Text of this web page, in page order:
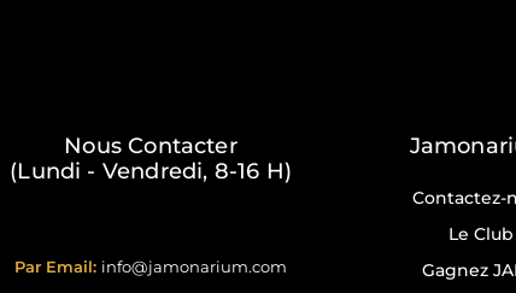
Nous Contacter
(Lundi - Vendredi, 8-16 H)
Par Email: info@jamonarium.com
Contactez-
Le Club
Gagnez